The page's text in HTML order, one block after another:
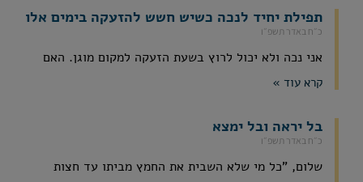
תפילת יחיד לנכה כשיש חשש להזעקה בימים אלו
כ״ח באדר תשפ״ו
אני נכה ולא יכול לרוץ בשעת הזעקה למקום מוגן. האם
קרא עוד »
בל יראה ובל ימצא
כ״ח באדר תשפ״ו
שלום, "כל מי שלא השבית את החמץ מביתו עד חצות